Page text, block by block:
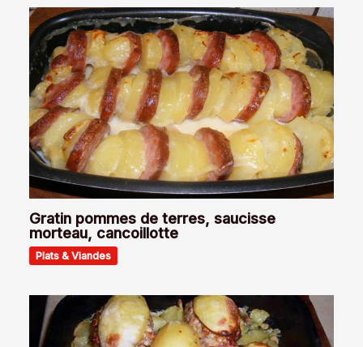
Gratin pommes de terres, saucisse
morteau, cancoillotte
Plats & Viandes